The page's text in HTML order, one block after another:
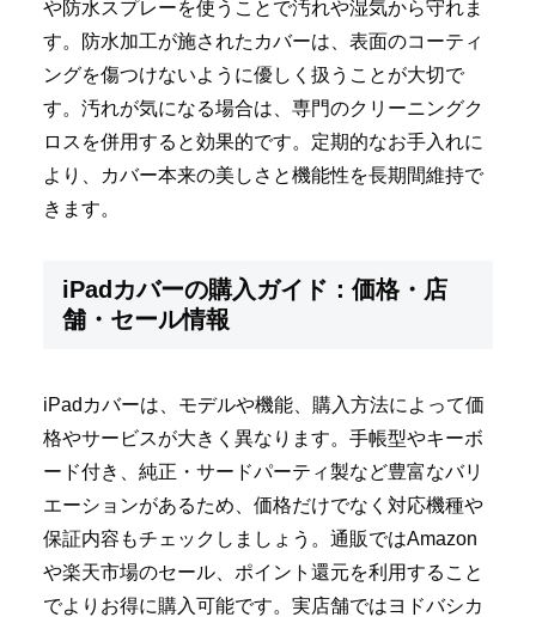
や防水スプレーを使うことで汚れや湿気から守れま
す。防水加工が施されたカバーは、表面のコーティ
ングを傷つけないように優しく扱うことが大切で
す。汚れが気になる場合は、専門のクリーニングク
ロスを併用すると効果的です。定期的なお手入れに
より、カバー本来の美しさと機能性を長期間維持で
きます。
iPadカバーの購入ガイド：価格・店
舗・セール情報
iPadカバーは、モデルや機能、購入方法によって価
格やサービスが大きく異なります。手帳型やキーボ
ード付き、純正・サードパーティ製など豊富なバリ
エーションがあるため、価格だけでなく対応機種や
保証内容もチェックしましょう。通販ではAmazon
や楽天市場のセール、ポイント還元を利用すること
でよりお得に購入可能です。実店舗ではヨドバシカ